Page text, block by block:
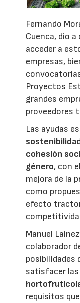
Fernando
Cuenca, dio
acceder a
empresas,
Proyectos
grandes
proveedores
Las ayudas
cohesión
género, con
mejora de la
como
efecto
Manuel
colaborador
posibilidades
satisfacer las
requisitos